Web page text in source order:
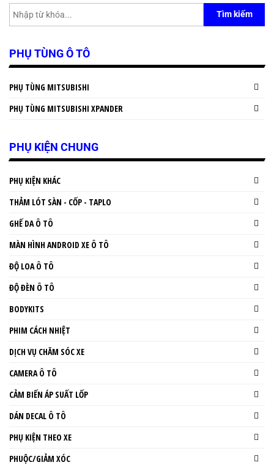
Tìm kiếm
PHỤ TÙNG Ô TÔ
PHỤ TÙNG MITSUBISHI
PHỤ TÙNG MITSUBISHI XPANDER
PHỤ KIỆN CHUNG
PHỤ KIỆN KHÁC
THẢM LÓT SÀN - CỐP - TAPLO
GHẾ DA Ô TÔ
MÀN HÌNH ANDROID XE Ô TÔ
ĐỘ LOA Ô TÔ
ĐỘ ĐÈN Ô TÔ
BODYKITS
PHIM CÁCH NHIỆT
DỊCH VỤ CHĂM SÓC XE
CAMERA Ô TÔ
CẢM BIẾN ÁP SUẤT LỐP
DÁN DECAL Ô TÔ
PHỤ KIỆN THEO XE
PHUỘC/GIẢM XÓC